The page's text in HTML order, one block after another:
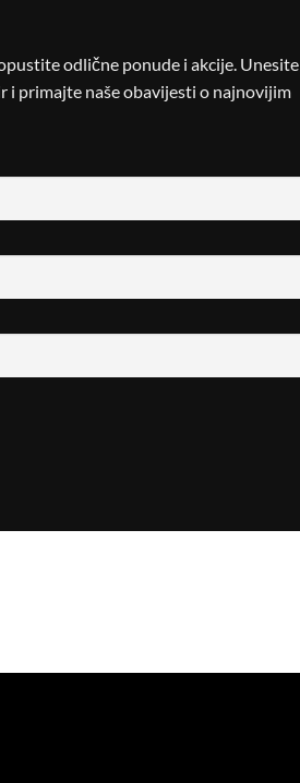
odlične ponude i akcije. Unesite
i primajte naše obavijesti o najnovijim